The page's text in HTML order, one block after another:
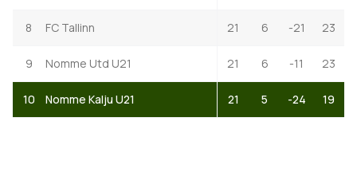
8 FC Tallinn 21 6 -21 23
9 Nomme Utd U21 21 6 -11 23
10 Nomme Kalju U21 21 5 -24 19